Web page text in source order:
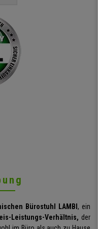
sitzt darin auch wirklich
gut! Die Sitzfläche, eine
Art straffes aber auch
elastisches Gewebe passt
sich der
Körperbewegung an.
Klare Kaufempfehlung!
Bürostuhl LAMBI , ein
Leistungs-Verhältnis, der